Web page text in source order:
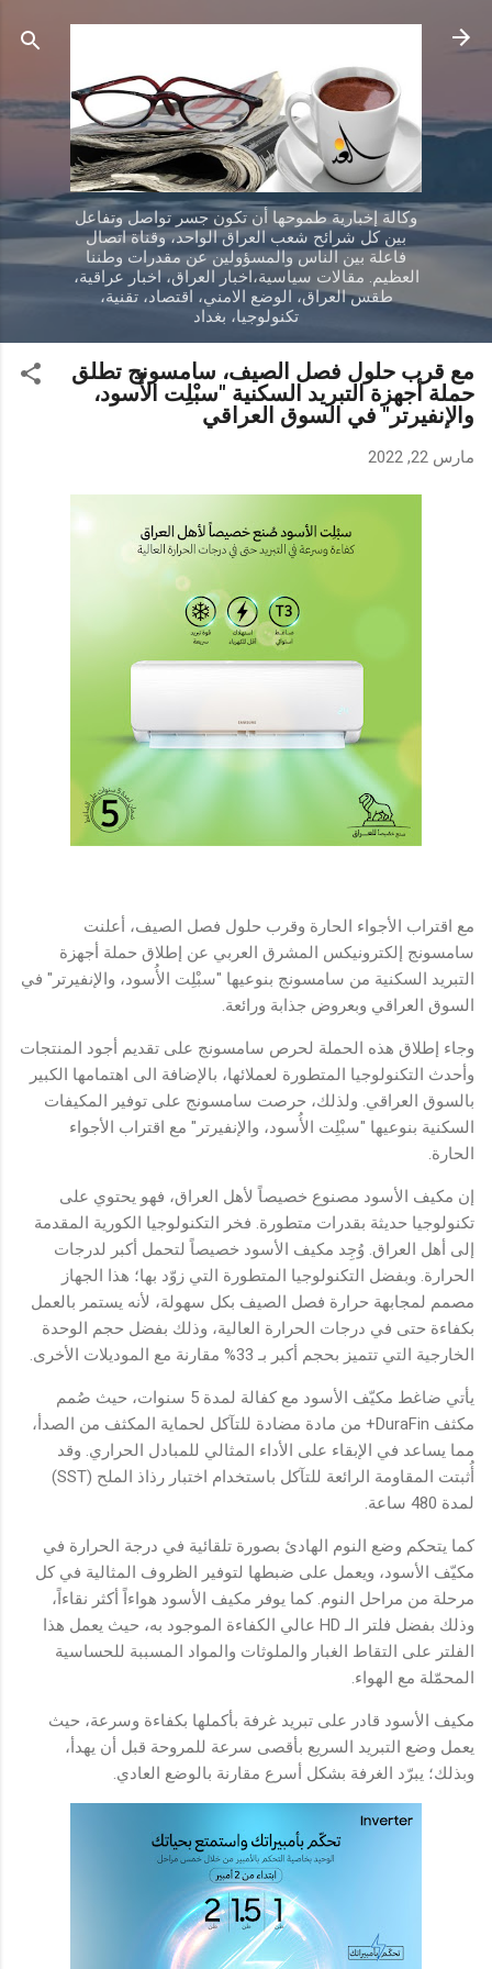
التخطي إلى المحتوى الرئيسي
وكالة إخبارية طموحها أن تكون جسر تواصل وتفاعل
بين كل شرائح شعب العراق الواحد، وقناة اتصال
فاعلة بين الناس والمسؤولين عن مقدرات وطننا
العظيم. مقالات سياسية،اخبار العراق، اخبار عراقية،
طقس العراق، الوضع الامني، اقتصاد، تقنية،
تكنولوجيا، بغداد
مع قرب حلول فصل الصيف، سامسونج تطلق
حملة أجهزة التبريد السكنية "سبْلِت الأُسود،
والإنفيرتر" في السوق العراقي
مارس 22, 2022
مع اقتراب الأجواء الحارة وقرب حلول فصل الصيف، أعلنت
سامسونج إلكترونيكس المشرق العربي عن إطلاق حملة أجهزة
التبريد السكنية من سامسونج بنوعيها "سبْلِت الأُسود، والإنفيرتر" في
السوق العراقي وبعروض جذابة ورائعة.
وجاء إطلاق هذه الحملة لحرص سامسونج على تقديم أجود المنتجات
وأحدث التكنولوجيا المتطورة لعملائها، بالإضافة الى اهتمامها الكبير
بالسوق العراقي. ولذلك، حرصت سامسونج على توفير المكيفات
السكنية بنوعيها "سبْلِت الأُسود، والإنفيرتر" مع اقتراب الأجواء
الحارة.
إن مكيف الأسود مصنوع خصيصاً لأهل العراق، فهو يحتوي على
تكنولوجيا حديثة بقدرات متطورة. فخر التكنولوجيا الكورية المقدمة
إلى أهل العراق. وُجِد مكيف الأسود خصيصاً لتحمل أكبر لدرجات
الحرارة. وبفضل التكنولوجيا المتطورة التي زوّد بها؛ هذا الجهاز
مصمم لمجابهة حرارة فصل الصيف بكل سهولة، لأنه يستمر بالعمل
بكفاءة حتى في درجات الحرارة العالية، وذلك بفضل حجم الوحدة
الخارجية التي تتميز بحجم أكبر بـ 33% مقارنة مع الموديلات الأخرى.
يأتي ضاغط مكيّف الأسود مع كفالة لمدة 5 سنوات، حيث صُمم
مكثف DuraFin+ من مادة مضادة للتآكل لحماية المكثف من الصدأ،
مما يساعد في الإبقاء على الأداء المثالي للمبادل الحراري. وقد
أُثبتت المقاومة الرائعة للتآكل باستخدام اختبار رذاذ الملح (SST)
لمدة 480 ساعة.
كما يتحكم وضع النوم الهادئ بصورة تلقائية في درجة الحرارة في
مكيّف الأسود، ويعمل على ضبطها لتوفير الظروف المثالية في كل
مرحلة من مراحل النوم. كما يوفر مكيف الأسود هواءاً أكثر نقاءاً،
وذلك بفضل فلتر الـ HD عالي الكفاءة الموجود به، حيث يعمل هذا
الفلتر على التقاط الغبار والملوثات والمواد المسببة للحساسية
المحمّلة مع الهواء.
مكيف الأسود قادر على تبريد غرفة بأكملها بكفاءة وسرعة، حيث
يعمل وضع التبريد السريع بأقصى سرعة للمروحة قبل أن يهدأ،
وبذلك؛ يبرّد الغرفة بشكل أسرع مقارنة بالوضع العادي.